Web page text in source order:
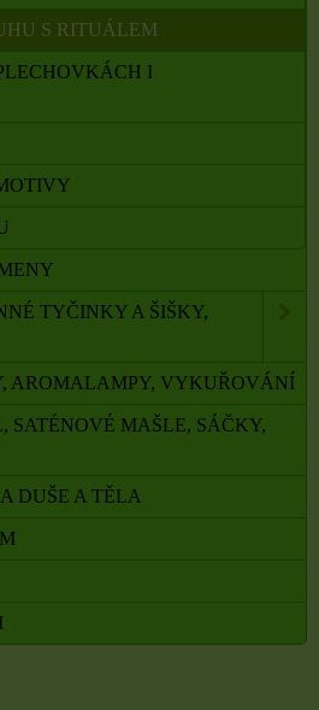
S RITUÁLEM
I
TYČINKY A ŠIŠKY,
AROMALAMPY, VYKUŘOVÁNÍ
MAŠLE, SÁČKY,
DUŠE A TĚLA